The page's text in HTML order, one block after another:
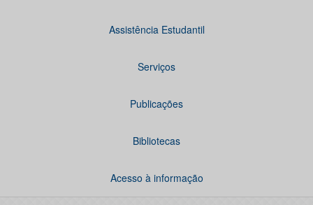
Assistência Estudantil
Serviços
Publicações
Bibliotecas
Acesso à informação